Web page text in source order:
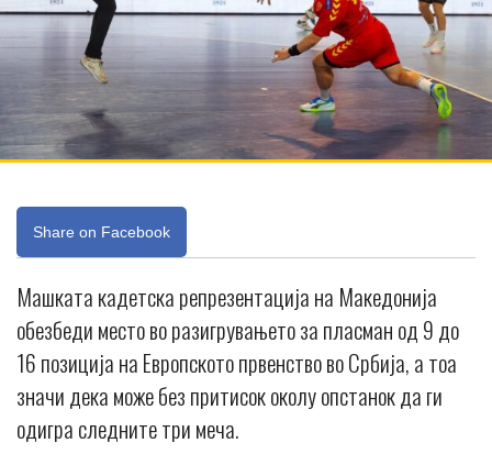
Share on Facebook
Машката кадетска репрезентација на Македонија
обезбеди место во разигрувањето за пласман од 9 до
16 позиција на Европското првенство во Србија, а тоа
значи дека може без притисок околу опстанок да ги
одигра следните три меча.